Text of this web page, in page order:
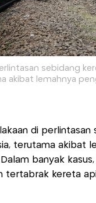
sebidang
akibat lemahnya
di perlintasan
terutama akibat
banyak
tertabrak kereta